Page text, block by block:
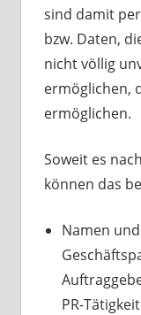
sind damit
bzw. Daten,
nicht völlig
ermöglichen,
ermöglichen.
Soweit es
können das
Namen
PR-